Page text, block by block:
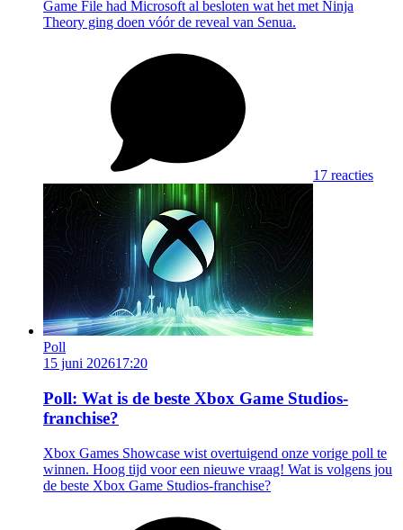
Game File had Microsoft al besloten wat het met Ninja
Theory ging doen vóór de reveal van Senua.
17 reacties
Poll
15 juni 202617:20
Poll: Wat is de beste Xbox Game Studios-
franchise?
Xbox Games Showcase wist overtuigend onze vorige poll te
winnen. Hoog tijd voor een nieuwe vraag! Wat is volgens jou
de beste Xbox Game Studios-franchise?